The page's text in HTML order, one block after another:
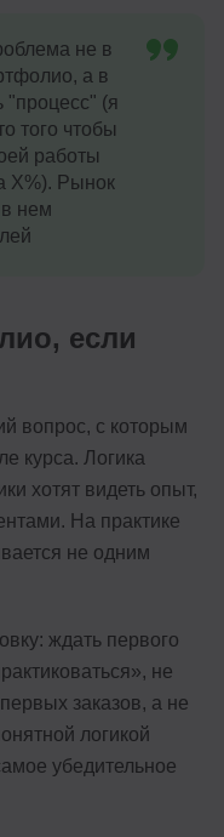
не в
а в
"процесс" (я
того чтобы
работы
X%). Рынок
нем
если
вопрос, с которым
курса. Логика
хотят видеть опыт,
На практике
не одним
ждать первого
не
заказов, а не
логикой
убедительное